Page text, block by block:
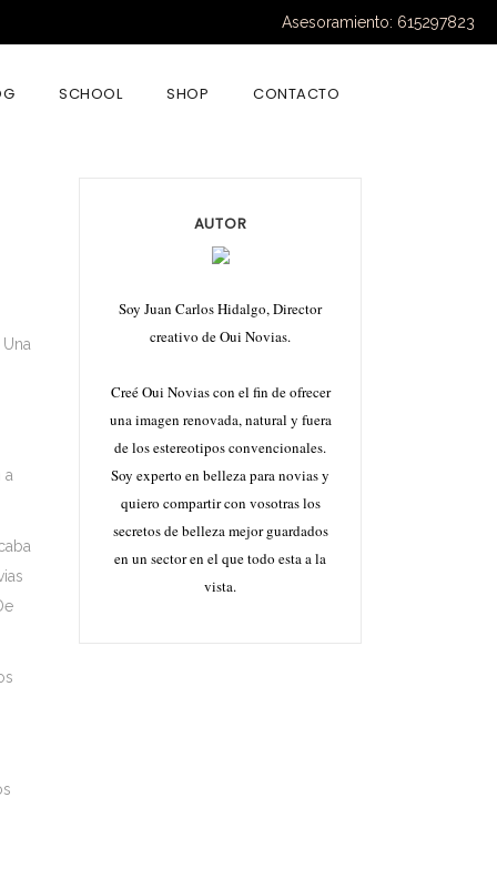
Asesoramiento: 615297823
SCHOOL SHOP CONTACTO
a
AUTOR
Soy Juan Carlos Hidalgo, Director
creativo de Oui Novias.
Creé Oui Novias con el fin de ofrecer
una imagen renovada, natural y fuera
de los estereotipos convencionales.
Soy experto en belleza para novias y
quiero compartir con vosotras los
secretos de belleza mejor guardados
en un sector en el que todo esta a la
vista.